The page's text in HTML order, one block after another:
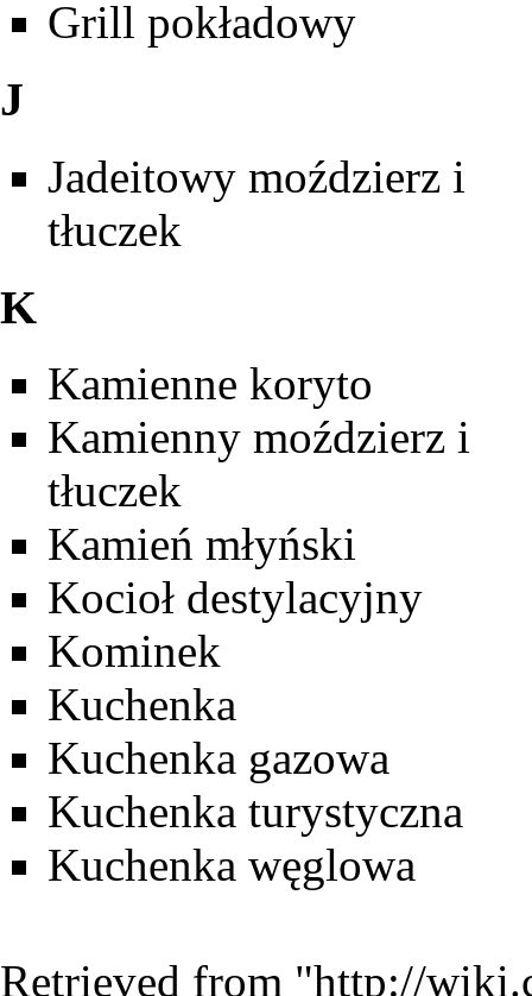
Grill pokładowy
J
Jadeitowy moździerz i
tłuczek
K
Kamienne koryto
Kamienny moździerz i
tłuczek
Kamień młyński
Kocioł destylacyjny
Kominek
Kuchenka
Kuchenka gazowa
Kuchenka turystyczna
Kuchenka węglowa
Retrieved from "http://